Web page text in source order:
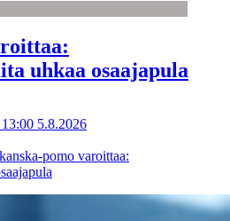
uhkaa osaajapula
5.8.2026
pomo varoittaa: